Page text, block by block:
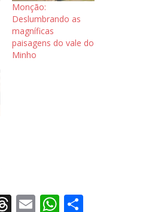
Monção:
Deslumbrando as
magníficas
paisagens do vale do
Minho
T E W S